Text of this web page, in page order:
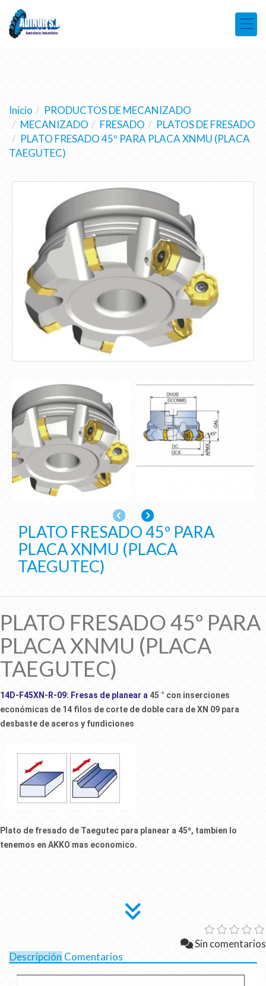
Inicio
PRODUCTOS DE MECANIZADO
MECANIZADO
FRESADO
PLATOS DE FRESADO
PLATO FRESADO 45º PARA PLACA XNMU (PLACA
TAEGUTEC)
AnteriorSiguiente
PLATO FRESADO 45º PARA
PLACA XNMU (PLACA
TAEGUTEC)
PLATO FRESADO 45º PARA
PLACA XNMU (PLACA
TAEGUTEC)
14D-F45XN-R-09: Fresas de planear a 45 ° con inserciones
económicas de 14 filos de corte de doble cara de XN 09 para
desbaste de aceros y fundiciones
Plato de fresado de Taegutec para planear a 45º, tambien lo
tenemos en AKKO mas economico.
Sin comentarios
Descripción Comentarios